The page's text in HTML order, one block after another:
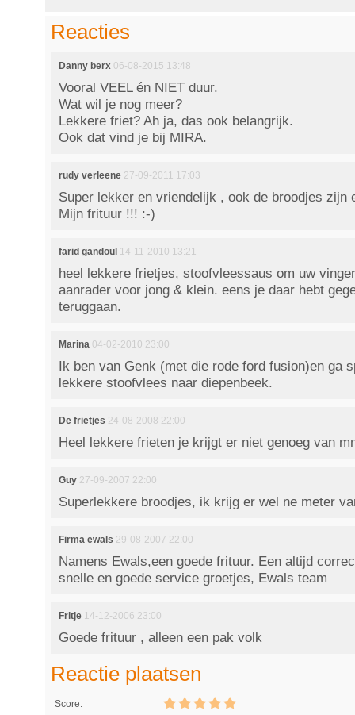
Reacties
Danny berx 06-08-2015 13:48
Vooral VEEL én NIET duur.
Wat wil je nog meer?
Lekkere friet? Ah ja, das ook belangrijk.
Ook dat vind je bij MIRA.
rudy verleene 27-09-2011 17:03
Super lekker en vriendelijk , ook de broodjes zijn
Mijn frituur !!! :-)
farid gandoul 14-11-2010 13:21
heel lekkere frietjes, stoofvleessaus om uw
aanrader voor jong & klein. eens je daar hebt
teruggaan.
Marina 04-02-2010 23:00
Ik ben van Genk (met die rode ford fusion)en ga
lekkere stoofvlees naar diepenbeek.
De frietjes 24-08-2008 22:00
Heel lekkere frieten je krijgt er niet genoeg van
Guy 27-09-2007 22:00
Superlekkere broodjes, ik krijg er wel ne meter
Firma ewals 29-08-2007 22:00
Namens Ewals,een goede frituur. Een altijd
snelle en goede service groetjes, Ewals team
Fritje 14-12-2006 23:00
Goede frituur , alleen een pak volk
Reactie plaatsen
Score: